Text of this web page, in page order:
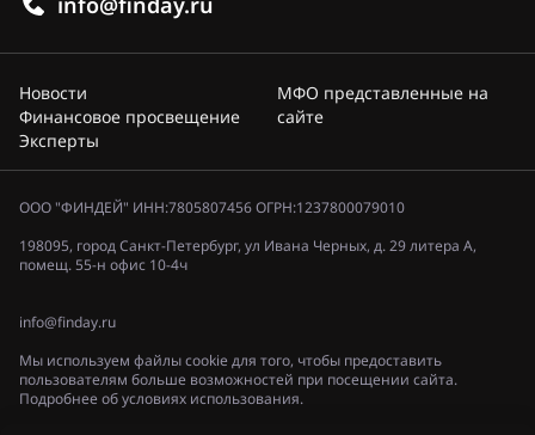
Новости
Финансовое просвещение
Эксперты
МФО представленные на
сайте
ООО "ФИНДЕЙ" ИНН:7805807456 ОГРН:1237800079010
198095, город Санкт-Петербург, ул Ивана Черных, д. 29 литера А,
помещ. 55-н офис 10-4ч
info@finday.ru
Мы используем файлы cookie для того, чтобы предоставить
пользователям больше возможностей при посещении сайта.
Подробнее об условиях использования.